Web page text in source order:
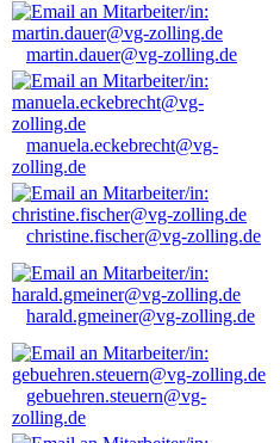
martin.dauer@vg-zolling.de
manuela.eckebrecht@vg-
zolling.de
christine.fischer@vg-zolling.de
harald.gmeiner@vg-zolling.de
gebuehren.steuern@vg-
zolling.de